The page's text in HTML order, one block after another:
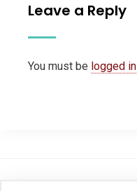
Leave a Reply
You must be logged in